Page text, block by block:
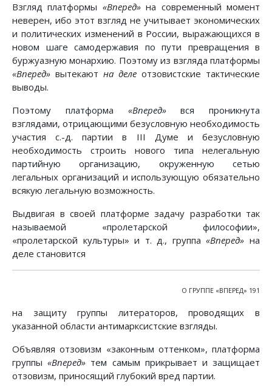
Взгляд платформы «Вперед»на современный момент
неверен, ибо этот взгляд не учитывает экономических
и политических изменений в России, выражающихся в
новом шаге самодержавия по пути превращения в
буржуазную монархию. Поэтому из взгляда платформы
«Вперед» вытекают на деле отзовистские тактические
выводы.
Поэтому платформа «Вперед»вся проникнута
взглядами, отрицающими безусловную необходимость
участия с.-д. партии в III Думе и безусловную
необходимость строить нового типа нелегальную
партийную организацию, окруженную сетью
легальных организаций и использующую обязательно
всякую легальную возможность.
Выдвигая в своей платформе задачу разработки так
называемой «пролетарской философии»,
«пролетарской культуры» и т. д., группа«Вперед» на
деле становится
О ГРУППЕ «ВПЕРЕД» 191
на защиту группы литераторов, проводящих в
указанной области антимарксистские взгляды.
Объявляя отзовизм «законным оттенком», платформа
группы «Вперед» тем самым прикрывает и защищает
отзовизм, приносящий глубокий вред партии.